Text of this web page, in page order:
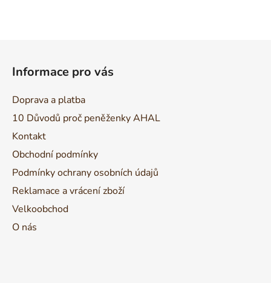
Informace pro vás
Doprava a platba
10 Důvodů proč peněženky AHAL
Kontakt
Obchodní podmínky
Podmínky ochrany osobních údajů
Reklamace a vrácení zboží
Velkoobchod
O nás